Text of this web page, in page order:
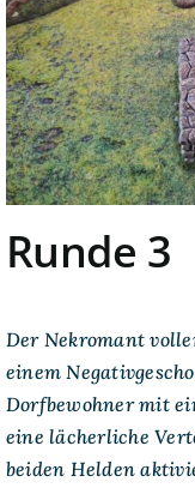
Runde 3
Der Nekromant
einem
Dorfbewohner mit
eine lächerliche
beiden Helden